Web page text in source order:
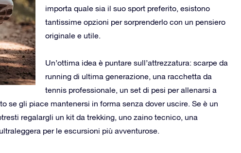
importa quale sia il suo sport preferito, esistono
tantissime opzioni per sorprenderlo con un pensiero
originale e utile.
Un’ottima idea è puntare sull’attrezzatura: scarpe da
running di ultima generazione, una racchetta da
tennis professionale, un set di pesi per allenarsi a
se gli piace mantenersi in forma senza dover uscire. Se è un
regalargli un kit da trekking, uno zaino tecnico, una
per le escursioni più avventurose.